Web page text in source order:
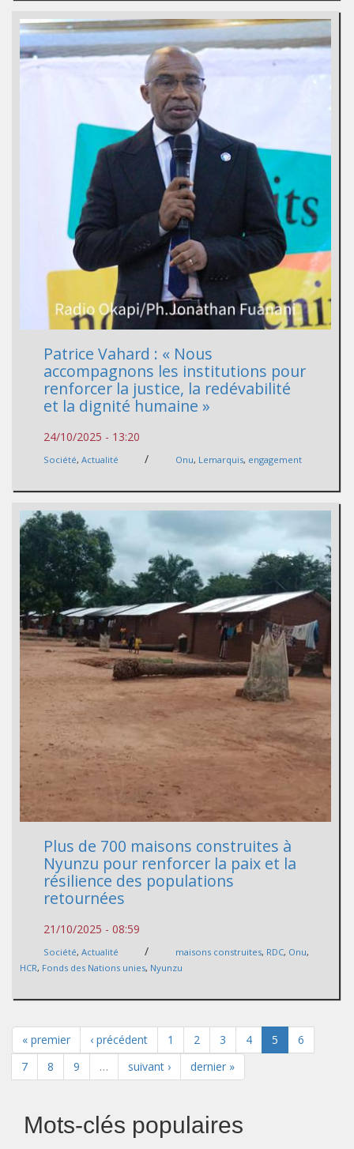
Patrice Vahard : « Nous
accompagnons les institutions pour
renforcer la justice, la redévabilité
et la dignité humaine »
24/10/2025 - 13:20
Société, Actualité / Onu, Lemarquis, engagement
Plus de 700 maisons construites à
Nyunzu pour renforcer la paix et la
résilience des populations
retournées
21/10/2025 - 08:59
Société, Actualité / maisons construites, RDC, Onu,
HCR, Fonds des Nations unies, Nyunzu
« premier ‹ précédent 1 2 3 4 5
6
7
8 9 … suivant › dernier »
Mots-clés populaires